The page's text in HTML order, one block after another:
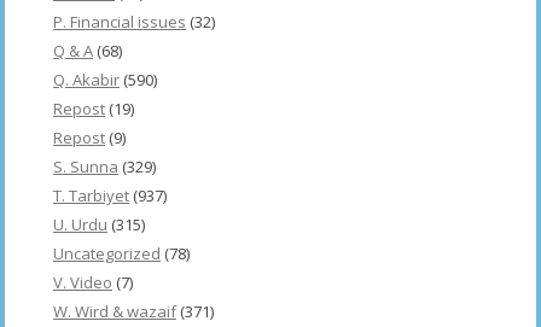
P. Financial issues (32)
Q & A (68)
Q. Akabir (590)
Repost (19)
Repost (9)
S. Sunna (329)
T. Tarbiyet (937)
U. Urdu (315)
Uncategorized (78)
V. Video (7)
W. Wird & wazaif(371)